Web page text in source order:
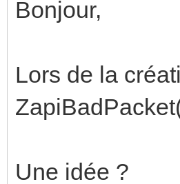
Bonjour,
Lors de la
Une idée ?